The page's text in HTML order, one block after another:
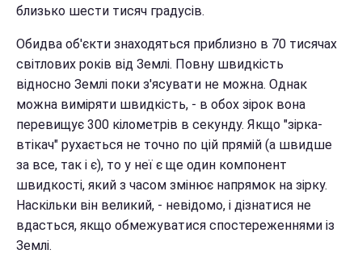
близько шести тисяч градусів.
Обидва об'єкти знаходяться приблизно в 70 тисячах
світлових років від Землі. Повну швидкість
відносно Землі поки з'ясувати не можна. Однак
можна виміряти швидкість, - в обох зірок вона
перевищує 300 кілометрів в секунду. Якщо "зірка-
втікач" рухається не точно по цій прямій (а швидше
за все, так і є), то у неї є ще один компонент
швидкості, який з часом змінює напрямок на зірку.
Наскільки він великий, - невідомо, і дізнатися не
вдасться, якщо обмежуватися спостереженнями із
Землі.